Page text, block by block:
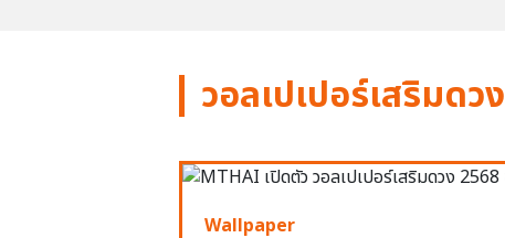
วอลเปเปอร์เสริมดวง
Wallpaper